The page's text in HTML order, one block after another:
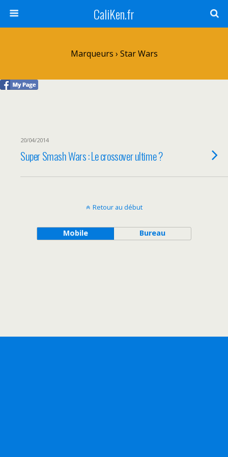
CaliKen.fr
Marqueurs › Star Wars
20/04/2014
Super Smash Wars : Le crossover ultime ?
Retour au début
Mobile Bureau